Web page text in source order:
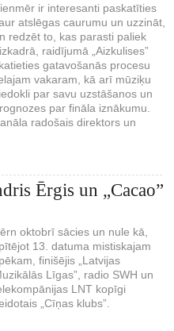
ir interesanti paskatīties
atslēgas caurumu un uzzināt,
redzēt to, kas parasti paliek
raidījumā „Aizkulises”
gatavošanās procesu
vakaram, kā arī mūziķu
par savu uzstāšanos un
par fināla iznākumu.
radošais direktors un
Ērgis un „Cacao”
oktobrī sācies un nule kā,
13. datuma mistiskajam
finišējis „Latvijas
Līgas”, radio SWH un
LNT kopīgi
„Cīņas klubs”.